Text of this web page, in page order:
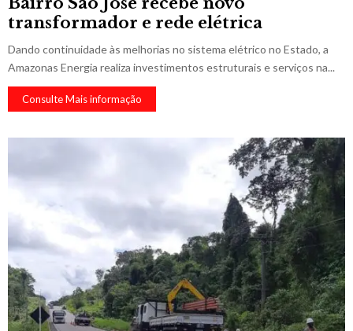
transformador e rede elétrica
Dando continuidade às melhorias no sistema elétrico no Estado, a
Amazonas Energia realiza investimentos estruturais e serviços na...
Consulte Mais informação